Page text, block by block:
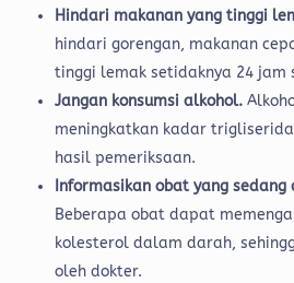
Hindari makanan yang tinggi
hindari gorengan, makanan
tinggi lemak setidaknya 24 jam
Jangan konsumsi alkohol.
meningkatkan kadar
hasil pemeriksaan.
Informasikan obat yang sedang
Beberapa obat dapat
kolesterol dalam darah,
oleh dokter.